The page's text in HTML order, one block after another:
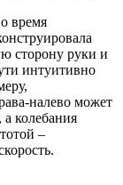
время
сторону руки и
интуитивно
налево может
а колебания
–